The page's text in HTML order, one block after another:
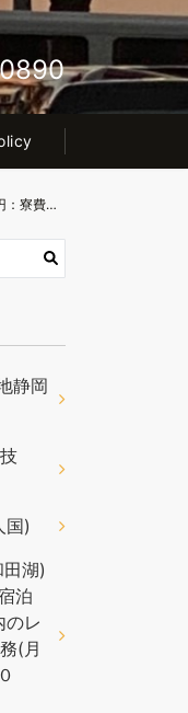
■募集終了■求人情報(秋田県十和田湖) No.2022/03/16-2 ：(特定技能：宿泊業又は特定技能：外食業)ホテル内のレストランにおける接客サービス業務(月給150,000円～200,000円：寮費０円）
静岡
国)
湖)
泊
のレ
(月